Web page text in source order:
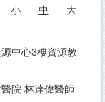
小 中
大
中心3樓資源教
院 林達偉醫師